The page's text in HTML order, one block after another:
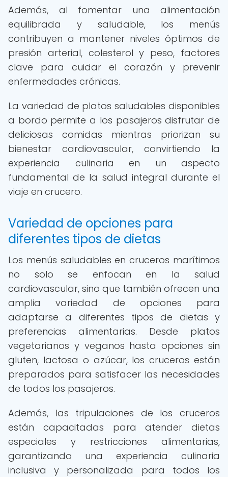
Además, al fomentar una alimentación
equilibrada y saludable, los menús
contribuyen a mantener niveles óptimos de
presión arterial, colesterol y peso, factores
clave para cuidar el corazón y prevenir
enfermedades crónicas.
La variedad de platos saludables disponibles
a bordo permite a los pasajeros disfrutar de
deliciosas comidas mientras priorizan su
bienestar cardiovascular, convirtiendo la
experiencia culinaria en un aspecto
fundamental de la salud integral durante el
viaje en crucero.
Variedad de opciones para
diferentes tipos de dietas
Los menús saludables en cruceros marítimos
no solo se enfocan en la salud
cardiovascular, sino que también ofrecen una
amplia variedad de opciones para
adaptarse a diferentes tipos de dietas y
preferencias alimentarias. Desde platos
vegetarianos y veganos hasta opciones sin
gluten, lactosa o azúcar, los cruceros están
preparados para satisfacer las necesidades
de todos los pasajeros.
Además, las tripulaciones de los cruceros
están capacitadas para atender dietas
especiales y restricciones alimentarias,
garantizando una experiencia culinaria
inclusiva y personalizada para todos los